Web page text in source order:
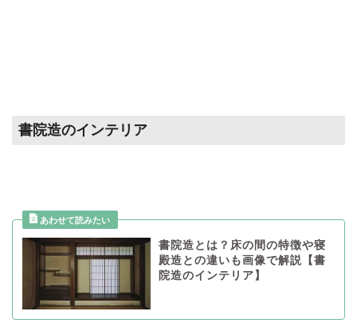
書院造のインテリア
書院造とは？床の間の特徴や寝
殿造との違いも画像で解説【書
院造のインテリア】